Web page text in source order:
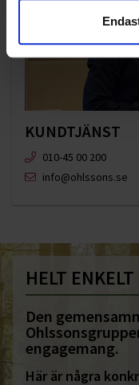
KUNDTJÄNST
010-45 00 200​
info@ohlssons.se
HELT
Den
engagemang.
Här är några